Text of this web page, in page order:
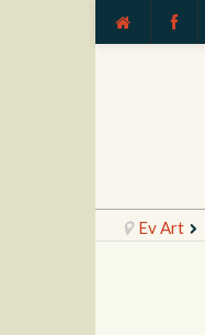
Ev Art